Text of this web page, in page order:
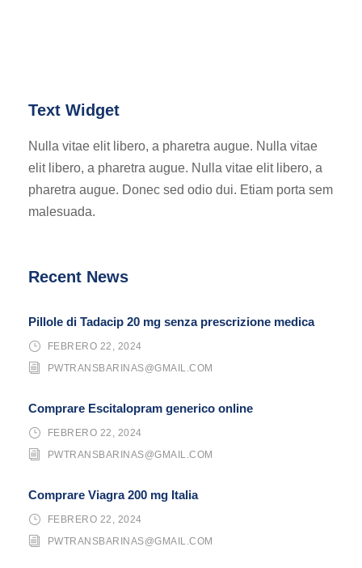
Text Widget
Nulla vitae elit libero, a pharetra augue. Nulla vitae
elit libero, a pharetra augue. Nulla vitae elit libero, a
pharetra augue. Donec sed odio dui. Etiam porta sem
malesuada.
Recent News
Pillole di Tadacip 20 mg senza prescrizione medica
FEBRERO 22, 2024
PWTRANSBARINAS@GMAIL.COM
Comprare Escitalopram generico online
FEBRERO 22, 2024
PWTRANSBARINAS@GMAIL.COM
Comprare Viagra 200 mg Italia
FEBRERO 22, 2024
PWTRANSBARINAS@GMAIL.COM